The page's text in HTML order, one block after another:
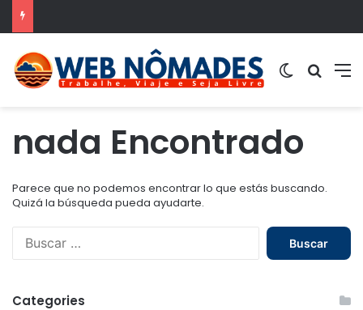
Switch skin
nada Encontrado
Parece que no podemos encontrar lo que estás buscando.
Quizá la búsqueda pueda ayudarte.
Categories